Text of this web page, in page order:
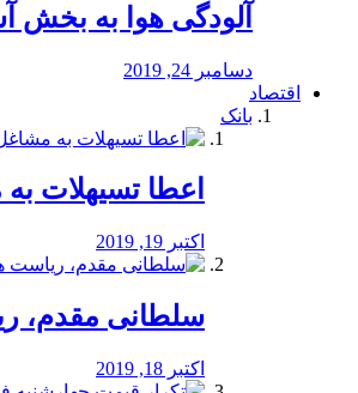
آلودگی هوا به بخش
دسامبر 24, 2019
اقتصاد
بانک
️اعطا تسیهلات
اکتبر 19, 2019
سلطانی مقدم،
اکتبر 18, 2019